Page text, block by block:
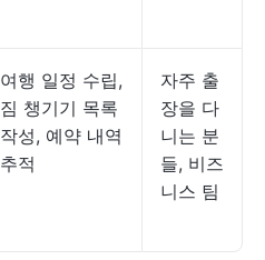
여행 일정 수립,
짐 챙기기 목록
작성, 예약 내역
추적
자주 출
장을 다
니는 분
들, 비즈
니스 팀